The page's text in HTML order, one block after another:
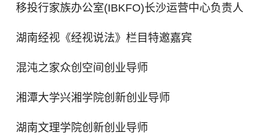
移投行家族办公室(IBKFO)长沙运营中心负责人
湖南经视《经视说法》栏目特邀嘉宾
混沌之家众创空间创业导师
湘潭大学兴湘学院创新创业导师
湖南文理学院创新创业导师